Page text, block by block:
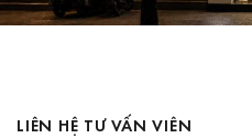
LIÊN HỆ TƯ VẤN VIÊN